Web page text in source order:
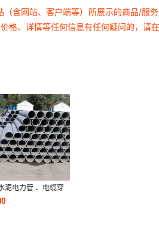
含网站、客户端等）所展示的商品/
、详情等任何信息有任何疑问的，
泥电力管 、电缆穿
石纤维保护管